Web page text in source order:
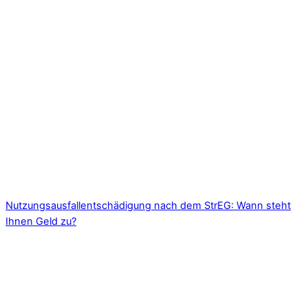
Nutzungsausfallentschädigung nach dem StrEG: Wann steht
Ihnen Geld zu?